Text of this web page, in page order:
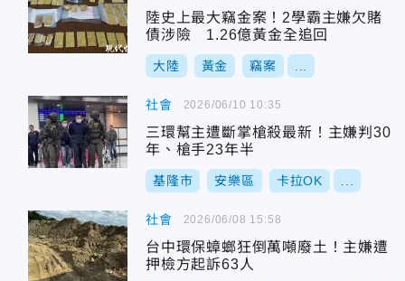
陸史上最大竊金案！2學霸主嫌欠賭
債涉險 1.26億黃金全追回
大陸 黃金 竊案
社會
三環幫主遭斷掌槍殺最新！主嫌判30
年、槍手23年半
基隆市 安樂區 卡拉OK
2026/06/10 10:35
社會
台中環保蟑螂狂倒萬噸廢土！主嫌遭
押檢方起訴63人
2026/06/08 15:58